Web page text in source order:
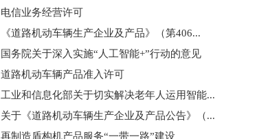
电信业务经营许可
《道路机动车辆生产企业及产品》（第406...
国务院关于深入实施“人工智能+”行动的意见
道路机动车辆产品准入许可
工业和信息化部关于切实解决老年人运用智能...
关于《道路机动车辆生产企业及产品公告》（...
再制造盾构机产品服务“一带一路”建设